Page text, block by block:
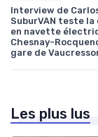
Interview de
SuburVAN teste la
en navette
Chesnay-
gare de
Les plus lus